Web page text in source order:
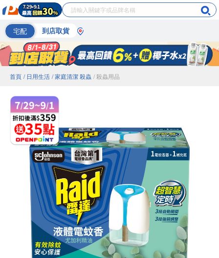
宅配 到店取貨
首頁 / 日用生活 / 家庭清潔 殺蟲 / 殺蟲用品